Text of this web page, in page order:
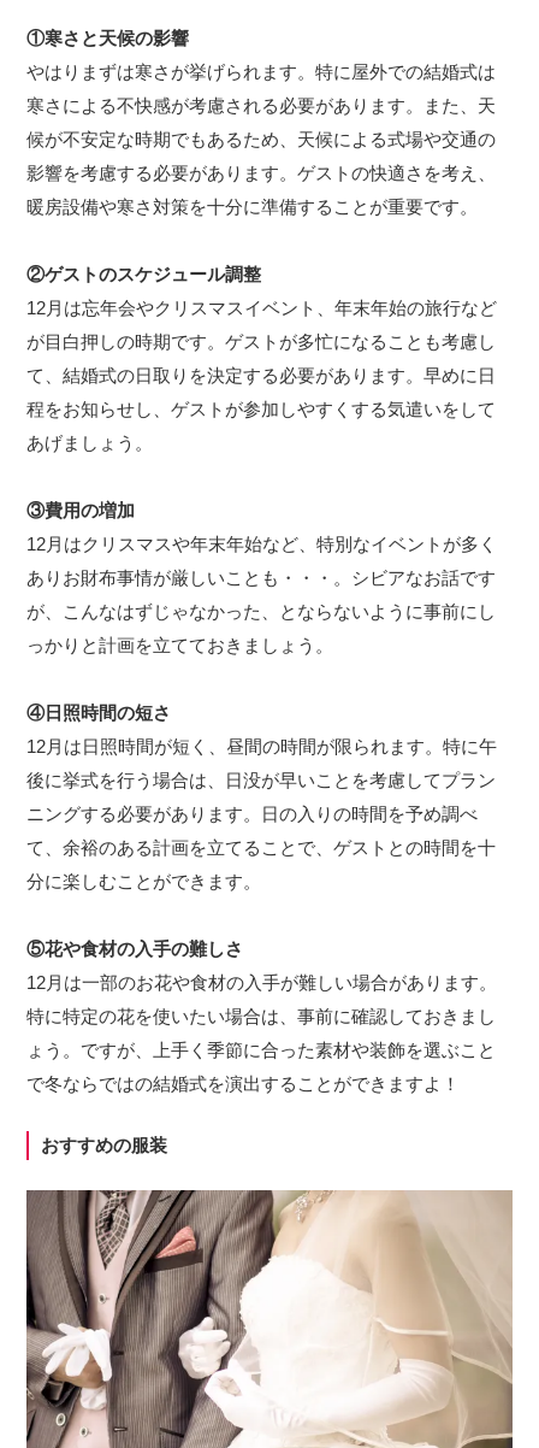
①寒さと天候の影響
やはりまずは寒さが挙げられます。特に屋外での結婚式は
寒さによる不快感が考慮される必要があります。また、天
候が不安定な時期でもあるため、天候による式場や交通の
影響を考慮する必要があります。ゲストの快適さを考え、
暖房設備や寒さ対策を十分に準備することが重要です。
②ゲストのスケジュール調整
12月は忘年会やクリスマスイベント、年末年始の旅行など
が目白押しの時期です。ゲストが多忙になることも考慮し
て、結婚式の日取りを決定する必要があります。早めに日
程をお知らせし、ゲストが参加しやすくする気遣いをして
あげましょう。
③費用の増加
12月はクリスマスや年末年始など、特別なイベントが多く
ありお財布事情が厳しいことも・・・。シビアなお話です
が、こんなはずじゃなかった、とならないように事前にし
っかりと計画を立てておきましょう。
④日照時間の短さ
12月は日照時間が短く、昼間の時間が限られます。特に午
後に挙式を行う場合は、日没が早いことを考慮してプラン
ニングする必要があります。日の入りの時間を予め調べ
て、余裕のある計画を立てることで、ゲストとの時間を十
分に楽しむことができます。
⑤花や食材の入手の難しさ
12月は一部のお花や食材の入手が難しい場合があります。
特に特定の花を使いたい場合は、事前に確認しておきまし
ょう。ですが、上手く季節に合った素材や装飾を選ぶこと
で冬ならではの結婚式を演出することができますよ！
おすすめの服装